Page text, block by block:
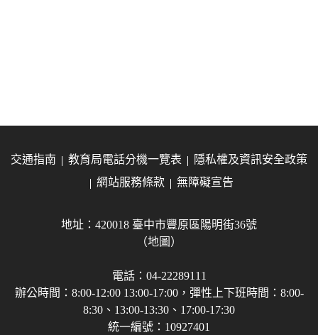
交通指南 教育局電話分機一覽表
隱私權及資訊安全政策
網站服務條款
無障礙宣告
地址：420018 臺中市豐原區陽明街36號
（地圖）
電話：04-22289111
辦公時間：8:00-12:00 13:00-17:00，彈性上下班時間：8:00-
8:30、13:00-13:30、17:00-17:30
統一編號：10927401